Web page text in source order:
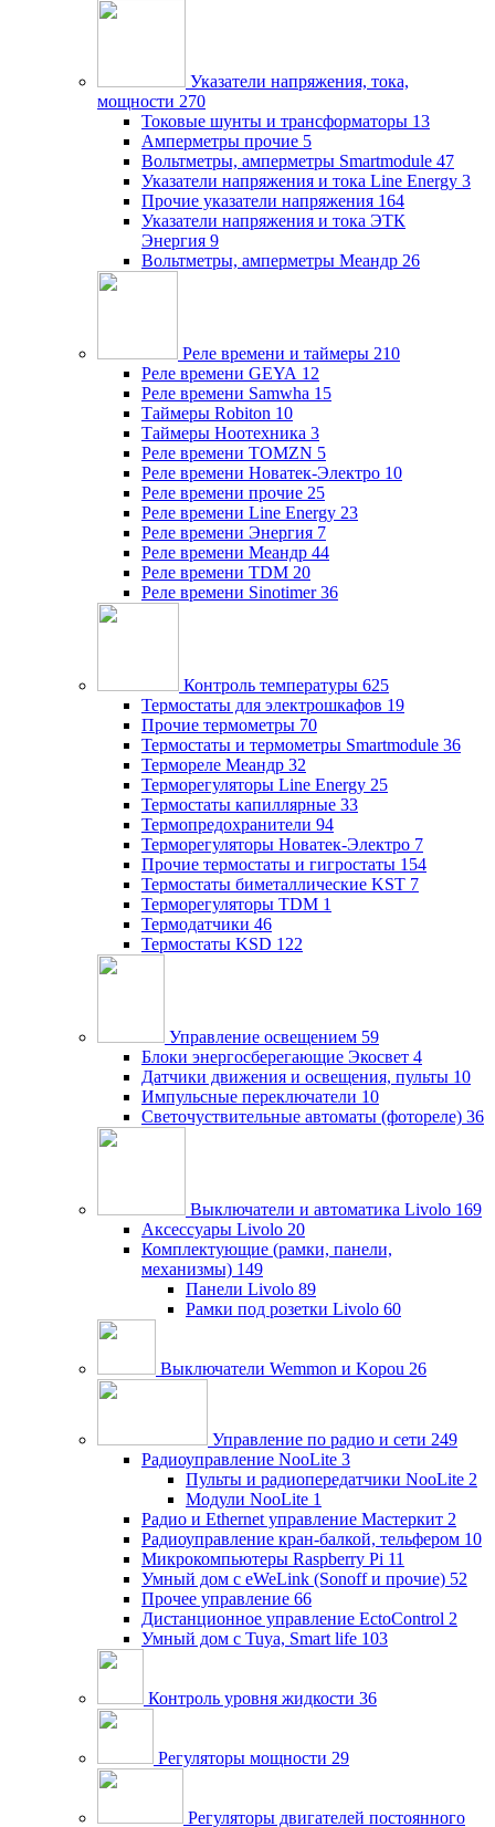
Указатели напряжения, тока,
мощности 270
Токовые шунты и трансформаторы 13
Амперметры прочие 5
Вольтметры, амперметры Smartmodule 47
Указатели напряжения и тока Line Energy 3
Прочие указатели напряжения 164
Указатели напряжения и тока ЭТК
Энергия 9
Вольтметры, амперметры Меандр 26
Реле времени и таймеры 210
Реле времени GEYA 12
Реле времени Samwha 15
Таймеры Robiton 10
Таймеры Ноотехника 3
Реле времени TOMZN 5
Реле времени Новатек-Электро 10
Реле времени прочие 25
Реле времени Line Energy 23
Реле времени Энергия 7
Реле времени Меандр 44
Реле времени TDM 20
Реле времени Sinotimer 36
Контроль температуры 625
Термостаты для электрошкафов 19
Прочие термометры 70
Термостаты и термометры Smartmodule 36
Термореле Меандр 32
Терморегуляторы Line Energy 25
Термостаты капиллярные 33
Термопредохранители 94
Терморегуляторы Новатек-Электро 7
Прочие термостаты и гигростаты 154
Термостаты биметаллические KST 7
Терморегуляторы TDM 1
Термодатчики 46
Термостаты KSD 122
Управление освещением 59
Блоки энергосберегающие Экосвет 4
Датчики движения и освещения, пульты 10
Импульсные переключатели 10
Светочуствительные автоматы (фотореле) 36
Выключатели и автоматика Livolo 169
Аксессуары Livolo 20
Комплектующие (рамки, панели,
механизмы) 149
Панели Livolo 89
Рамки под розетки Livolo 60
Выключатели Wemmon и Kopou 26
Управление по радио и сети 249
Радиоуправление NooLite 3
Пульты и радиопередатчики NooLite 2
Модули NooLite 1
Радио и Ethernet управление Мастеркит 2
Радиоуправление кран-балкой, тельфером 10
Микрокомпьютеры Raspberry Pi 11
Умный дом c eWeLink (Sonoff и прочие) 52
Прочее управление 66
Дистанционное управление EctoControl 2
Умный дом с Tuya, Smart life 103
Контроль уровня жидкости 36
Регуляторы мощности 29
Регуляторы двигателей постоянного